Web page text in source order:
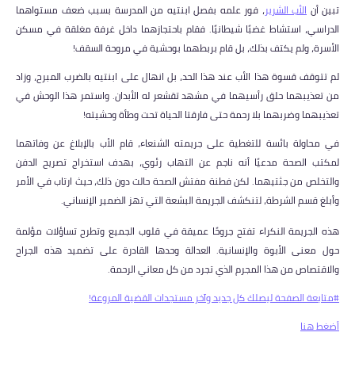
تبين أن الأب الشرير، فور علمه بفصل ابنتيه من المدرسة بسبب ضعف مستواهما
الدراسي، استشاط غضبًا شيطانيًا. فقام باحتجازهما داخل غرفة مغلقة في مسكن
الأسرة، ولم يكتف بذلك، بل قام بربطهما بوحشية في مروحة السقف!
لم تتوقف قسوة هذا الأب عند هذا الحد، بل انهال على ابنتيه بالضرب المبرح، وزاد
من تعذيبهما حلق رأسيهما في مشهد تقشعر له الأبدان. واستمر هذا الوحش في
تعذيبهما وضربهما بلا رحمة حتى فارقتا الحياة تحت وطأة وحشيته!
في محاولة بائسة للتغطية على جريمته الشنعاء، قام الأب بالإبلاغ عن وفاتهما
لمكتب الصحة مدعيًا أنه ناجم عن التهاب رئوي، بهدف استخراج تصريح الدفن
والتخلص من جثتيهما. لكن فطنة مفتش الصحة حالت دون ذلك، حيث ارتاب في الأمر
وأبلغ قسم الشرطة، لتنكشف الجريمة البشعة التي تهز الضمير الإنساني.
هذه الجريمة النكراء تفتح جروحًا عميقة في قلوب الجميع وتطرح تساؤلات مؤلمة
حول معنى الأبوة والإنسانية. العدالة وحدها القادرة على تضميد هذه الجراح
والاقتصاص من هذا المجرم الذي تجرد من كل معاني الرحمة.
#متابعة الصفحة ليصلك كل جديد وآخر مستجدات القضية المروعة!
أضغط هنا